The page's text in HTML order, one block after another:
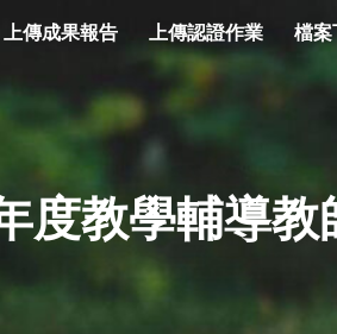
content
上傳成果報告 上傳認證作業 檔案
度教學輔導